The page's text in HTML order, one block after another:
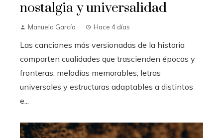
nostalgia y universalidad
Manuela García Hace 4 días
Las canciones más versionadas de la historia
comparten cualidades que trascienden épocas y
fronteras: melodías memorables, letras
universales y estructuras adaptables a distintos
e...